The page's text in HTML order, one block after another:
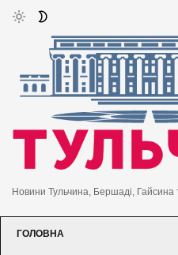
Новини Тульчина, Бершаді, Гайсина
ГОЛОВНА